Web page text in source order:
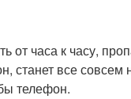
от часа к часу,
станет все
телефон.